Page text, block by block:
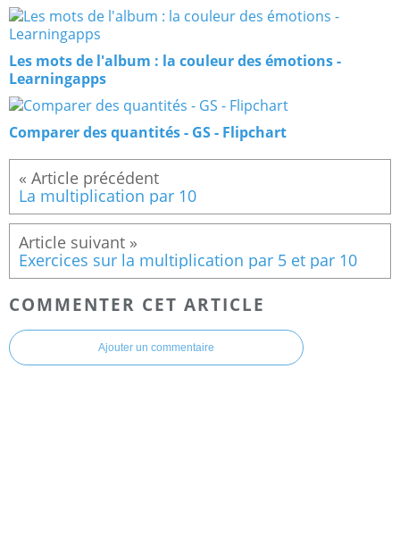
Les mots de l'album : la couleur des émotions -
Learningapps
Comparer des quantités - GS - Flipchart
La multiplication par 10
Exercices sur la multiplication par 5 et par 10
COMMENTER CET ARTICLE
Ajouter un commentaire